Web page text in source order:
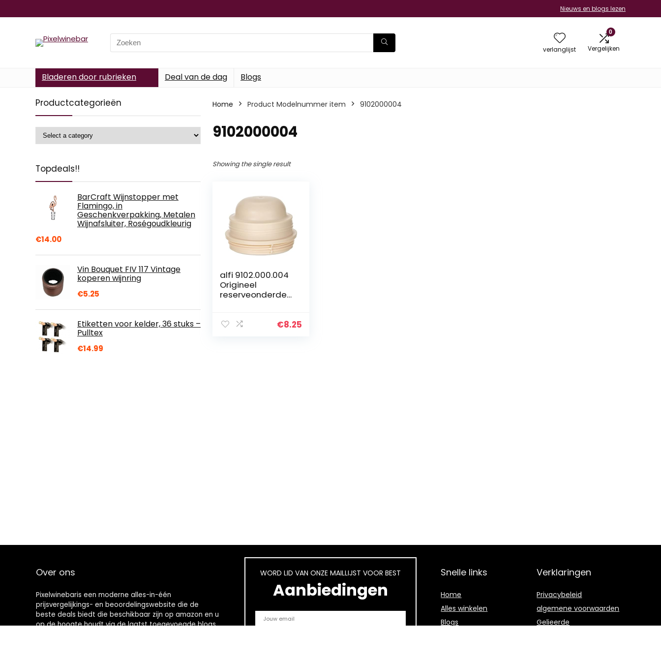
Nieuws en blogs lezen
Search
for:
verlanglijst
0
Vergelijken
Bladeren door rubrieken Deal van de dag Blogs
Productcategorieën
Topdeals!!
BarCraft Wijnstopper met
Flamingo, in
Geschenkverpakking, Metalen
Wijnafsluiter, Roségoudkleurig
€14.00
Vin Bouquet FIV 117 Vintage
koperen wijnring
€5.25
Etiketten voor kelder, 36 stuks –
Pulltex
€14.99
Home Product Modelnummer item ‎9102000004
‎9102000004
Showing the single result
alfi 9102.000.004
Origineel
reserveonderdeel
Juwel 1,0 l
€8.25
Over ons
Pixelwinebaris een moderne alles-in-één
prijsvergelijkings- en beoordelingswebsite die de
beste deals biedt die beschikbaar zijn op amazon en u
op de hoogte houdt via de laatst toegevoegde blogs.
WORD LID VAN ONZE MAILLIJST VOOR BEST
Aanbiedingen
Snelle links
Home
Alles winkelen
Blogs
Verklaringen
Privacybeleid
algemene voorwaarden
Gelieerde